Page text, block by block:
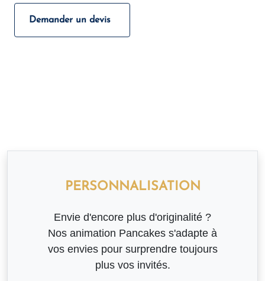
Demander un devis
PERSONNALISATION
Envie d'encore plus d'originalité ?
Nos animation Pancakes s'adapte à
vos envies pour surprendre toujours
plus vos invités.